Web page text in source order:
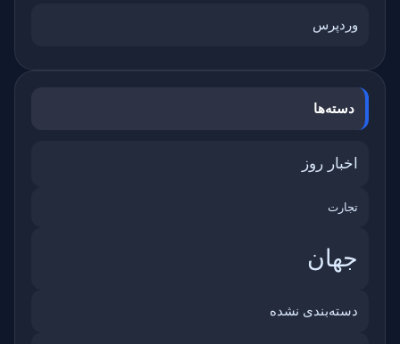
وردپرس
دسته‌ها
اخبار روز
تجارت
جهان
دسته‌بندی نشده